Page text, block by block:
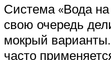
Система «Вода
свою очередь
мокрый
часто